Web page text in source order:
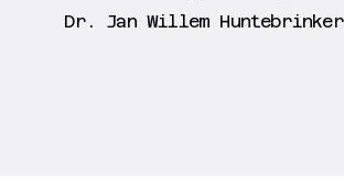
Dr. Jan Willem